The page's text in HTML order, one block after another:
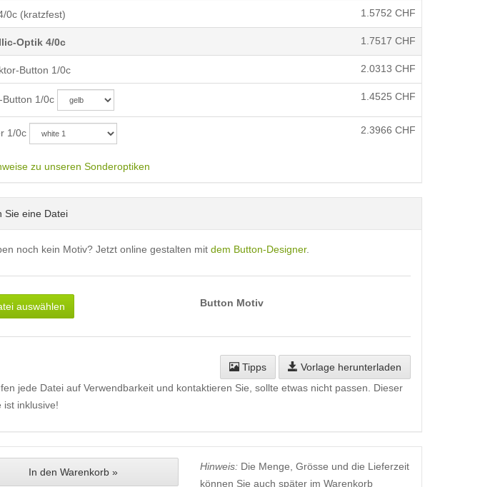
0c (kratzfest) 1.5752 CHF
Optik 4/0c 1.7517 CHF
Button 1/0c 2.0313 CHF
1/0c 1.4525 CHF
1/0c 2.3966 CHF
zu unseren Sonderoptiken
Sie eine Datei
noch kein Motiv? Jetzt online gestalten mit dem Button-Designer.
auswählen Button Motiv
Tipps
Vorlage herunterladen
jede Datei auf Verwendbarkeit und kontaktieren Sie, sollte etwas nicht passen. Dieser
ist inklusive!
In den Warenkorb » Hinweis:Die Menge, Grösse und die Lieferzeit
können Sie auch später im Warenkorb